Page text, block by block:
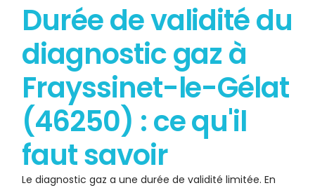
Durée de validité du
diagnostic gaz à
Frayssinet-le-Gélat
(46250) : ce qu'il
faut savoir
Le diagnostic gaz a une durée de validité limitée. En